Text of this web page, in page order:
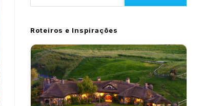
Roteiros e Inspirações